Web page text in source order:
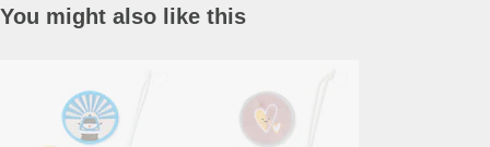
You might also like this